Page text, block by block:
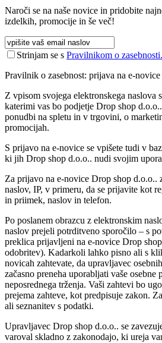
Naroči se na naše novice in pridobite
izdelkih, promocije in še več!
Strinjam se s Pravilnikom o zasebnosti.
Pravilnik o zasebnost: prijava na e-novice
Z vpisom svojega elektronskega naslova
katerimi vas bo podjetje Drop shop
ponudbi na spletu in v trgovini, o
promocijah.
S prijavo na e-novice se vpišete tudi v
ki jih Drop shop d.o.o.. nudi svojim
Za prijavo na e-novice Drop shop d.o.o..
naslov, IP, v primeru, da se prijavite kot
in priimek, naslov in telefon.
Po poslanem obrazcu z elektronskim
naslov prejeli potrditveno sporočilo – s
preklica prijavljeni na e-novice Drop
odobritev). Kadarkoli lahko pisno ali s
novicah zahtevate, da upravljavec
začasno preneha uporabljati vaše osebne
neposrednega trženja. Vaši zahtevi bo
prejema zahteve, kot predpisuje zakon.
ali seznanitev s podatki.
Upravljavec Drop shop d.o.o.. se
varoval skladno z zakonodajo, ki ureja